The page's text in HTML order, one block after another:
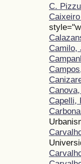
C.
Camilo,
Capelli,